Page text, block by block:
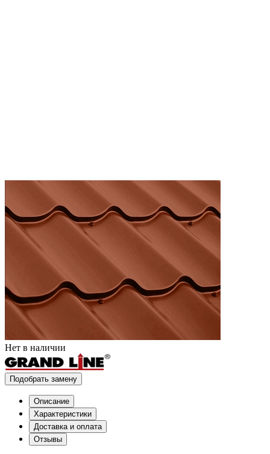
Нет в наличии
Подобрать замену
Описание
Характеристики
Доставка и оплата
Отзывы